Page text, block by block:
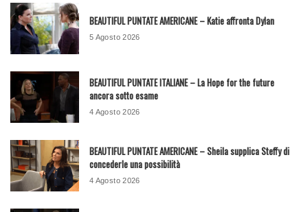
BEAUTIFUL PUNTATE AMERICANE – Katie affronta Dylan
5 Agosto 2026
BEAUTIFUL PUNTATE ITALIANE – La Hope for the future
ancora sotto esame
4 Agosto 2026
BEAUTIFUL PUNTATE AMERICANE – Sheila supplica Steffy di
concederle una possibilità
4 Agosto 2026